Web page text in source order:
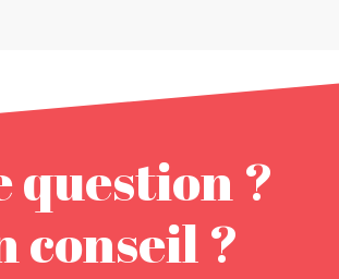
question ?
conseil ?